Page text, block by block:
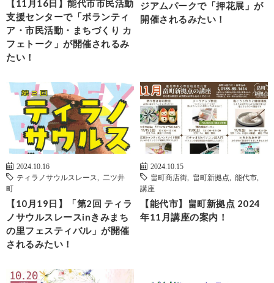
【11月16日】能代市市民活動
支援センターで「ボランティ
ア・市民活動・まちづくり カ
フェトーク」が開催されるみ
たい！
ジアムパークで「押花展」が
開催されるみたい！
2024.10.16
ティラノサウルスレース
二ツ井
町
【10月19日】「第2回 ティラ
ノサウルスレースinきみまち
の里フェスティバル」が開催
されるみたい！
2024.10.15
畠町商店街
畠町新拠点 能代市
講座
【能代市】畠町新拠点 2024
年11月講座の案内！